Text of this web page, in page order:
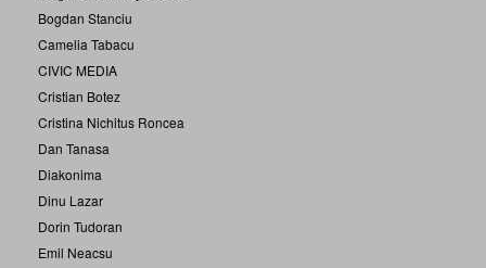
Bogdan Stanciu
Camelia Tabacu
CIVIC MEDIA
Cristian Botez
Cristina Nichitus Roncea
Dan Tanasa
Diakonima
Dinu Lazar
Dorin Tudoran
Emil Neacsu